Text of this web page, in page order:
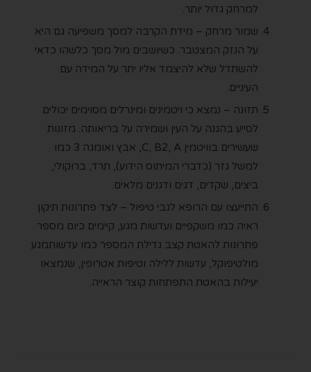
למרחק גדול יותר.
שמור מרחק – מידת הקרבה למסך משפיעה גם היא
על הנזק המצטבר. כשיושבים מול מסך כלשהו כדאי
להשתדל שלא להיצמד אליו יתר על המידה עם
העיניים.
תזונה – נמצא כי ויטמינים ומינרלים מסוימים יכולים
לסייע בהגנה על העין ושמירה על בריאותה. מזונות
שעשירים בוויטמין C, B2, A, אבץ ואומגה 3 כמו
למשל גזר (כדברי המיתוס הידוע), תרד, ברוקולי,
ביצים, שקדים, דגים ודגנים מלאים.
התייעצו עם הרופא לגבי טיפול – לצד פתרונות תיקון
ראיה כמו משקפיים ועדשות מגע, קיימים כיום מספר
פתרונות להאטת קצב גדילת המספר כמו עדשותמגע
מולטיפוקל, עדשות ללילה וטיפות אטרופין, שנמצאו
יעילות בהאטת התפתחות קוצר הראייה.